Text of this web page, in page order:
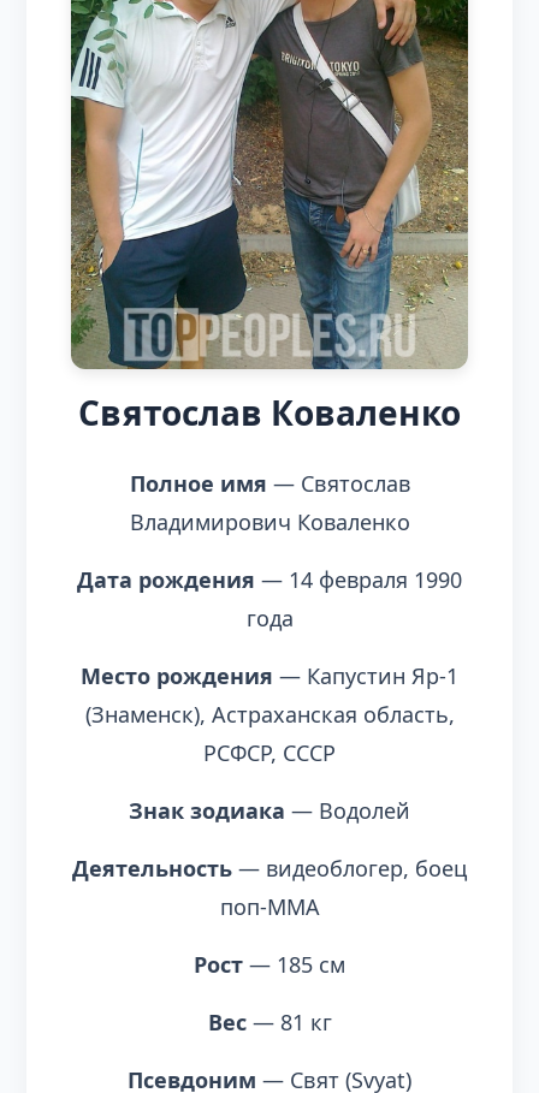
Святослав Коваленко
Полное имя — Святослав
Владимирович Коваленко
Дата рождения — 14 февраля 1990
года
Место рождения — Капустин Яр-1
(Знаменск), Астраханская область,
РСФСР, СССР
Знак зодиака — Водолей
Деятельность — видеоблогер, боец
поп-ММА
Рост — 185 см
Вес— 81 кг
Псевдоним — Свят (Svyat)